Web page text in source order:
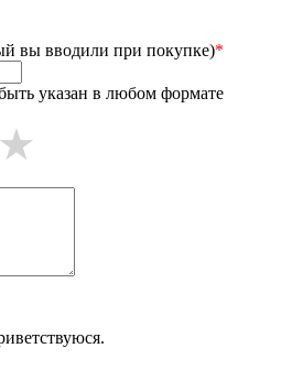
вы вводили при покупке)*
указан в любом формате